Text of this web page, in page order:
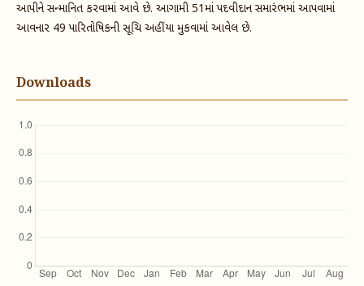
આપીને સન્માનિત કરવામાં આવે છે. આગામી 51માં પદવીદાન સમારંભમાં આપવામાં
આવનાર 49 પારિતોષિકની સૂચિ અહીંયા મુકવામાં આવેલ છે.
Downloads